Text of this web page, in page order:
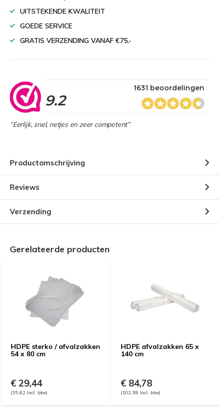
UITSTEKENDE KWALITEIT
GOEDE SERVICE
GRATIS VERZENDING VANAF €75,-
9.2
1631 beoordelingen
“Eerlijk, snel, netjes en zeer competent”
Productomschrijving
Reviews
Verzending
Gerelateerde producten
HDPE sterko / afvalzakken
54 x 80 cm
€ 29,44
(35,62 Incl. btw)
HDPE afvalzakken 65 x
140 cm
€ 84,78
(102,58 Incl. btw)